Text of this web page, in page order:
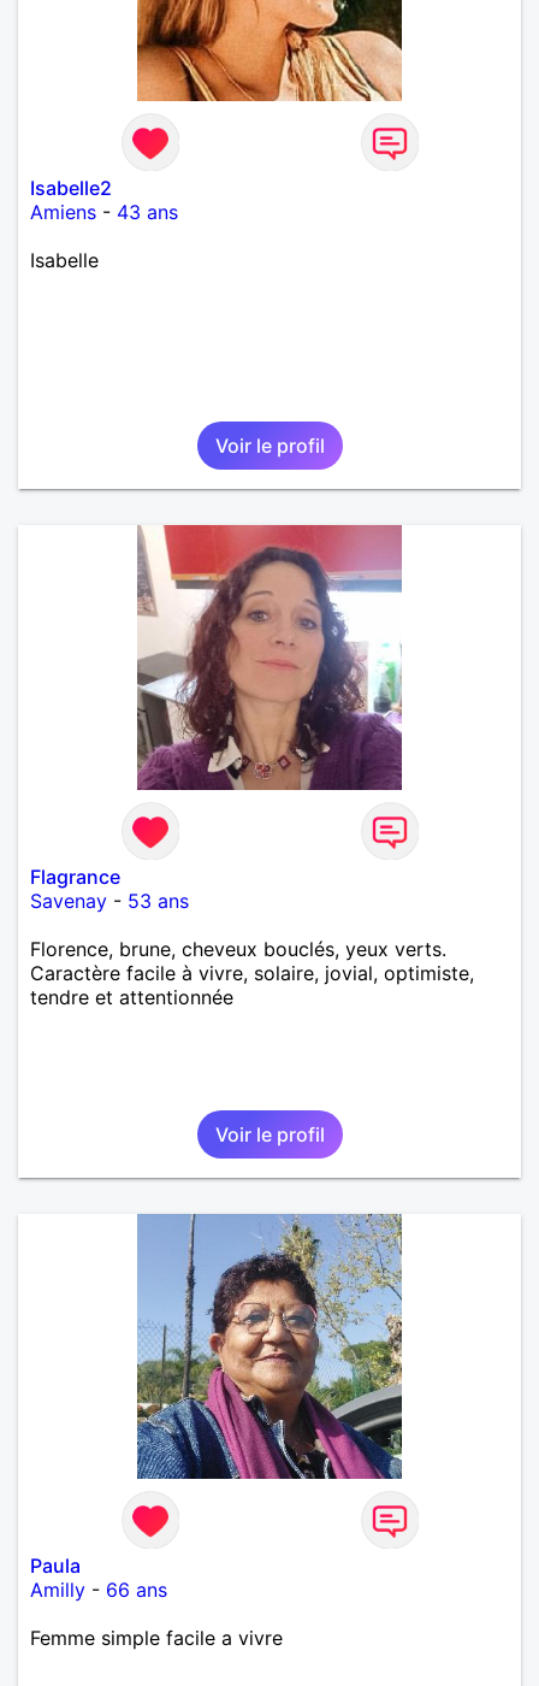
Isabelle2
Amiens - 43 ans
Isabelle
Voir le profil
Flagrance
Savenay - 53 ans
Florence, brune, cheveux bouclés, yeux verts.
Caractère facile à vivre, solaire, jovial, optimiste,
tendre et attentionnée
Voir le profil
Paula
Amilly - 66 ans
Femme simple facile a vivre